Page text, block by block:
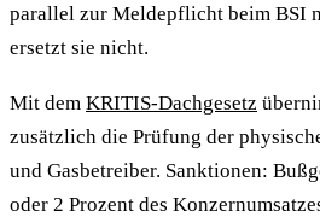
parallel zur Meldepflicht beim BSI
ersetzt sie nicht.
Mit dem KRITIS-Dachgesetz
zusätzlich die Prüfung der
und Gasbetreiber. Sanktionen:
oder 2 Prozent des